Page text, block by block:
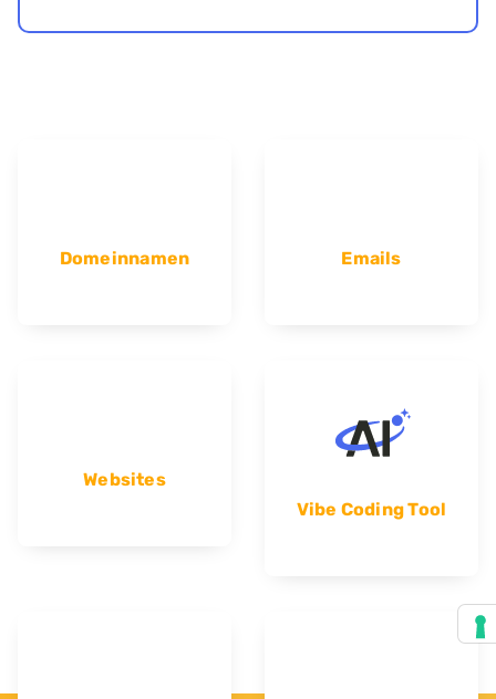
Domeinnamen Emails
Websites
Vibe Coding Tool